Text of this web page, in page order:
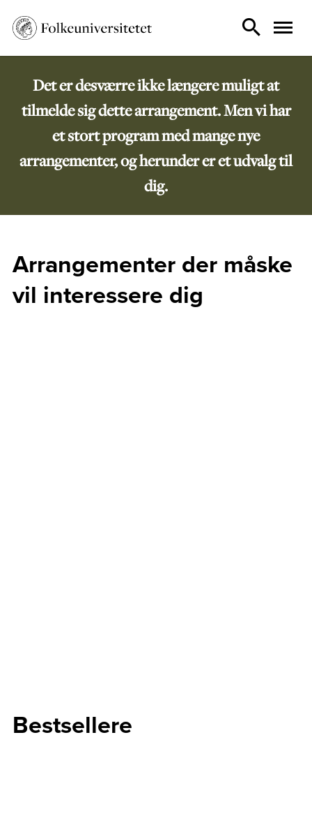
Det er desværre ikke længere muligt at
tilmelde sig dette arrangement. Men vi har
et stort program med mange nye
arrangementer, og herunder er et udvalg til
dig.
Arrangementer der måske
vil interessere dig
Bestsellere